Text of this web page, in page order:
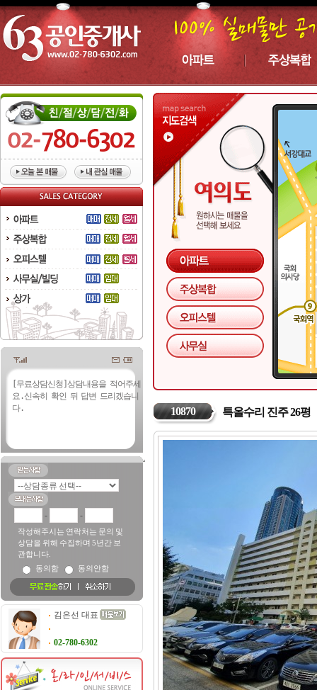
- -
작성해주시는 연락처는 문의 및
상담을 위해 수집하며 5년간 보
관합니다.
동의함
동의안함
김은선 대표
02-780-6302
10870 특올수리 진주 26평